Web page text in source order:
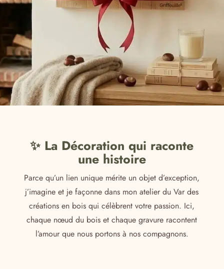
✨ La Décoration qui raconte
une histoire
Parce qu’un lien unique mérite un objet d’exception,
j’imagine et je façonne dans mon atelier du Var des
créations en bois qui célèbrent votre passion. Ici,
chaque nœud du bois et chaque gravure racontent
l’amour que nous portons à nos compagnons.